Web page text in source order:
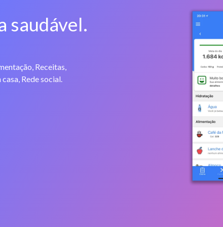
saudável.
Receitas,
Rede social.